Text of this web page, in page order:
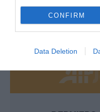
CONFIRM
Data Deletion